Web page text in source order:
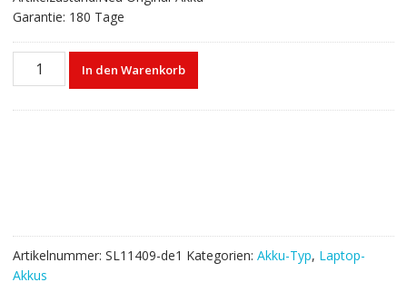
Garantie: 180 Tage
Laptop
In den Warenkorb
Artikelnummer: SL11409-de1 Kategorien: Akku-Typ, Laptop-
Akkus